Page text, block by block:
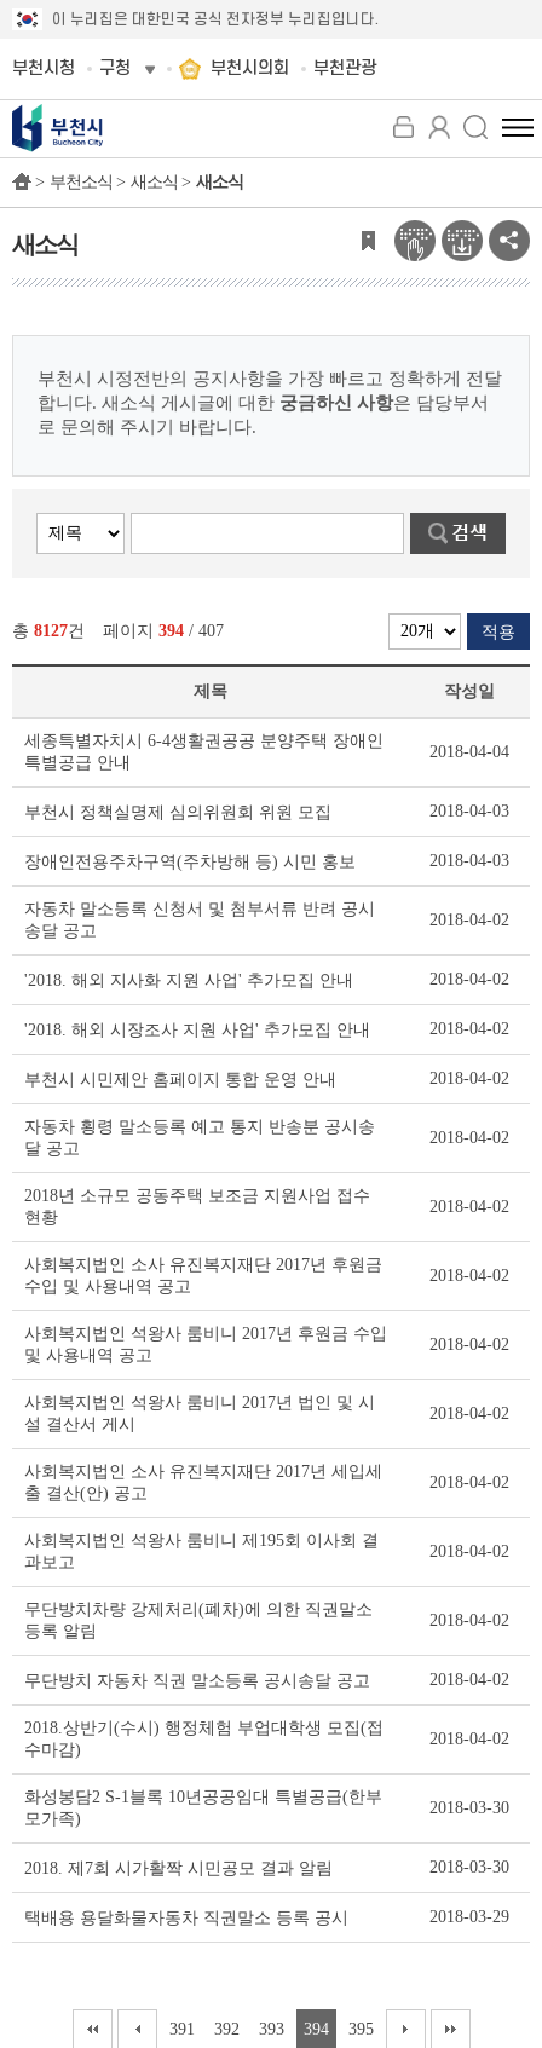
이 누리집은 대한민국 공식 전자정부 누리집입니다.
부천시청 구청 부천시의회 부천관광
전
체
뉴
보
기
> 부천소식 > 새소식 > 새소식
새소식
부천시 시정전반의 공지사항을 가장 빠르고 정확하게 전달
합니다. 새소식 게시글에 대한 궁금하신 사항은 담당부서
로 문의해 주시기 바랍니다.
총 8127건 페이지 394 / 407 적용
새
소
리
트
이
블
제목 작성일
세종특별자치시 6-4생활권공공 분양주택 장애인
특별공급 안내
2018-04-04
부천시 정책실명제 심의위원회 위원 모집 2018-04-03
장애인전용주차구역(주차방해 등) 시민 홍보 2018-04-03
자동차 말소등록 신청서 및 첨부서류 반려 공시
송달 공고
2018-04-02
'2018. 해외 지사화 지원 사업' 추가모집 안내 2018-04-02
'2018. 해외 시장조사 지원 사업' 추가모집 안내 2018-04-02
부천시 시민제안 홈페이지 통합 운영 안내 2018-04-02
자동차 횡령 말소등록 예고 통지 반송분 공시송
달 공고
2018-04-02
2018년 소규모 공동주택 보조금 지원사업 접수
현황
2018-04-02
사회복지법인 소사 유진복지재단 2017년 후원금
수입 및 사용내역 공고
2018-04-02
사회복지법인 석왕사 룸비니 2017년 후원금 수입
및 사용내역 공고
2018-04-02
사회복지법인 석왕사 룸비니 2017년 법인 및 시
설 결산서 게시
2018-04-02
사회복지법인 소사 유진복지재단 2017년 세입세
출 결산(안) 공고
2018-04-02
사회복지법인 석왕사 룸비니 제195회 이사회 결
과보고
2018-04-02
무단방치차량 강제처리(폐차)에 의한 직권말소
등록 알림
2018-04-02
무단방치 자동차 직권 말소등록 공시송달 공고 2018-04-02
2018.상반기(수시) 행정체험 부업대학생 모집(접
수마감)
2018-04-02
화성봉담2 S-1블록 10년공공임대 특별공급(한부
모가족)
2018-03-30
2018. 제7회 시가활짝 시민공모 결과 알림 2018-03-30
택배용 용달화물자동차 직권말소 등록 공시 2018-03-29
391 392 393 394 395